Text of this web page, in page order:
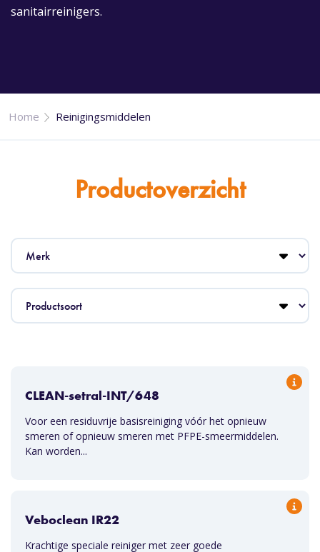
sanitairreinigers.
Home Reinigingsmiddelen
Productoverzicht
CLEAN-setral-INT/648
Voor een residuvrije basisreiniging vóór het opnieuw
smeren of opnieuw smeren met PFPE-smeermiddelen.
Kan worden...
Veboclean IR22
Krachtige speciale reiniger met zeer goede